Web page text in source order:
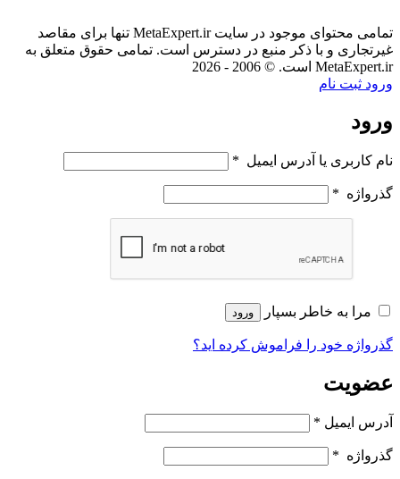
تمامی محتوای موجود در سایت MetaExpert.ir تنها برای مقاصد
غیرتجاری و با ذکر منبع در دسترس است. تمامی حقوق متعلق به
MetaExpert.ir است. © 2006 - 2026
ورود ثبت نام
ورود
نام کاربری یا آدرس ایمیل *
گذرواژه *
مرا به خاطر بسپار ورود
گذرواژه خود را فراموش کرده اید؟
عضویت
آدرس ایمیل *
گذرواژه *